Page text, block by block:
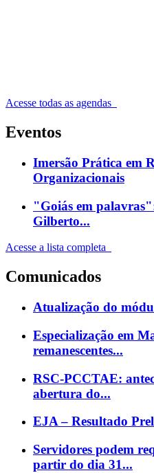
Acesse todas as agendas
Eventos
Imersão Prática em
Organizacionais
"Goiás em
Gilberto...
Acesse a lista completa
Comunicados
Atualização do
Especialização em
remanescentes...
RSC-PCCTAE:
abertura do...
EJA – Resultado
Servidores podem
partir do dia 31...